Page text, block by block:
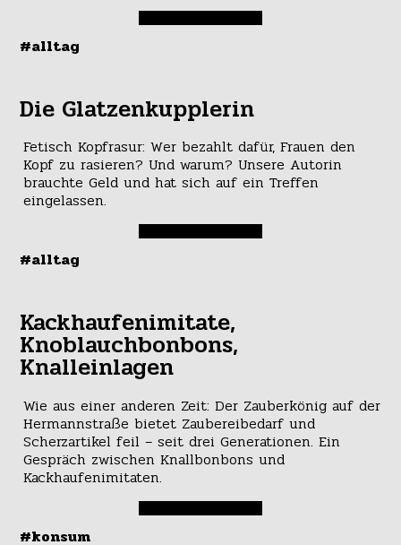
#alltag
Die Glatzenkupplerin
Fetisch Kopfrasur: Wer bezahlt dafür, Frauen den
Kopf zu rasieren? Und warum? Unsere Autorin
brauchte Geld und hat sich auf ein Treffen
eingelassen.
#alltag
Kackhaufenimitate,
Knoblauchbonbons,
Knalleinlagen
Wie aus einer anderen Zeit: Der Zauberkönig auf der
Hermannstraße bietet Zaubereibedarf und
Scherzartikel feil – seit drei Generationen. Ein
Gespräch zwischen Knallbonbons und
Kackhaufenimitaten.
#konsum